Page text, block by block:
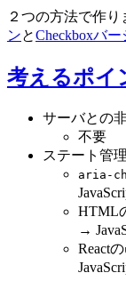
２つの方法で作
ンとCheckboxバー
考えるポイ
サーバとの
不要
ステート管
aria-
HTML
→
Reactの